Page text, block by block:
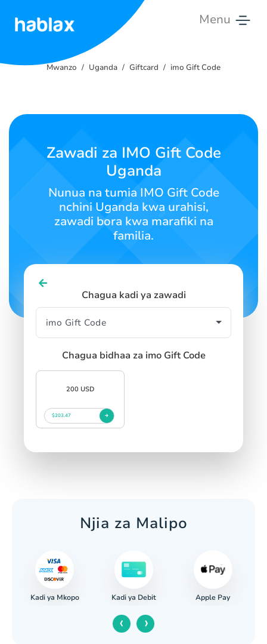
Menu
Gharama
Wasiliana
Kiswahili
Mwanzo Uganda Giftcard imo Gift Code
Zawadi za IMO Gift Code
Uganda
Nunua na tumia IMO Gift Code
nchini Uganda kwa urahisi,
zawadi bora kwa marafiki na
familia.
Chagua kadi ya zawadi
Chagua bidhaa za imo Gift Code
200 USD
$203.47
Njia za Malipo
Kadi ya Mkopo Kadi ya Debit Apple Pay
‹ ›